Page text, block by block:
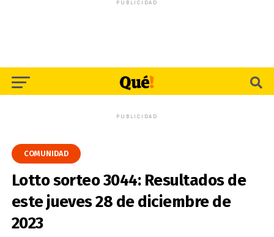
PUBLICIDAD
PUBLICIDAD
COMUNIDAD
Lotto sorteo 3044: Resultados de
este jueves 28 de diciembre de
2023